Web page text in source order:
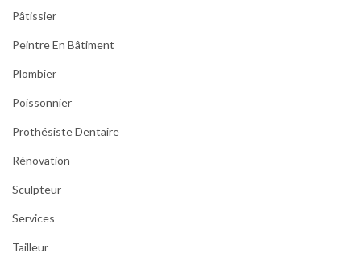
Pâtissier
Peintre En Bâtiment
Plombier
Poissonnier
Prothésiste Dentaire
Rénovation
Sculpteur
Services
Tailleur